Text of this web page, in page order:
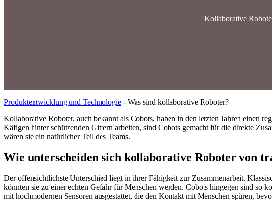
Kollaborative
Produktentwicklung und Technologie - Was sind kollaborative Roboter?
Kollaborative Roboter, auch bekannt als Cobots, haben in den letzten Jahren einen
Käfigen hinter schützenden Gittern arbeiten, sind Cobots gemacht für die direkte
wären sie ein natürlicher Teil des Teams.
Wie unterscheiden sich kollaborative Roboter von
Der offensichtlichste Unterschied liegt in ihrer Fähigkeit zur Zusammenarbeit.
könnten sie zu einer echten Gefahr für Menschen werden. Cobots hingegen sind so
mit hochmodernen Sensoren ausgestattet, die den Kontakt mit Menschen spüren,